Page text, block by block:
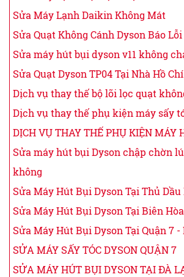
Sửa Máy Lạnh Daikin Không Mát
Sửa Quạt Không Cánh Dyson Báo Lỗi
Sửa máy hút bụi dyson v11 không
Sửa Quạt Dyson TP04 Tại Nhà Hồ
Dịch vụ thay thế bộ lõi lọc quạt
Dịch vụ thay thế phụ kiện máy sấy
DỊCH VỤ THAY THẾ PHỤ KIỆN MÁY
Sửa máy hút bụi Dyson chập chờn
không
Sửa Máy Hút Bụi Dyson Tại Thủ
Sửa Máy Hút Bụi Dyson Tại Biên
Sửa Máy Hút Bụi Dyson Tại Quận 7
SỬA MÁY SẤY TÓC DYSON QUẬN 7
SỬA MÁY HÚT BỤI DYSON TẠI ĐÀ